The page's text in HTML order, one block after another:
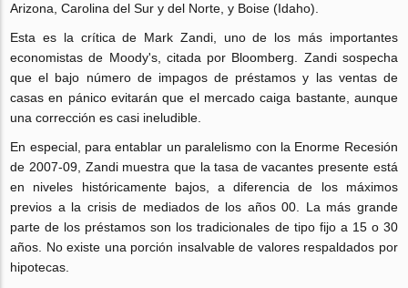
Arizona, Carolina del Sur y del Norte, y Boise (Idaho).
Esta es la crítica de Mark Zandi, uno de los más importantes
economistas de Moody's, citada por Bloomberg. Zandi sospecha
que el bajo número de impagos de préstamos y las ventas de
casas en pánico evitarán que el mercado caiga bastante, aunque
una corrección es casi ineludible.
En especial, para entablar un paralelismo con la Enorme Recesión
de 2007-09, Zandi muestra que la tasa de vacantes presente está
en niveles históricamente bajos, a diferencia de los máximos
previos a la crisis de mediados de los años 00. La más grande
parte de los préstamos son los tradicionales de tipo fijo a 15 o 30
años. No existe una porción insalvable de valores respaldados por
hipotecas.